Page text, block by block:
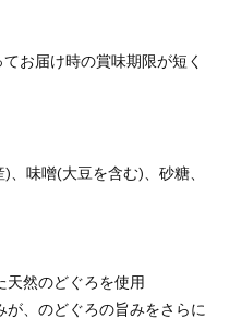
お届け時の賞味期限が短く
味噌(大豆を含む)、砂糖、
然のどぐろを使用
、のどぐろの旨みをさらに